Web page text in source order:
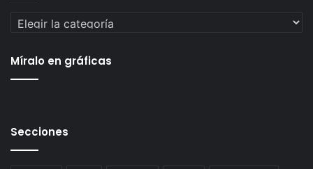
Categorías
Míralo en gráficas
Secciones